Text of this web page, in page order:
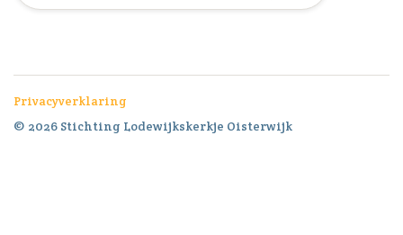
Privacyverklaring
© 2026 Stichting Lodewijkskerkje Oisterwijk